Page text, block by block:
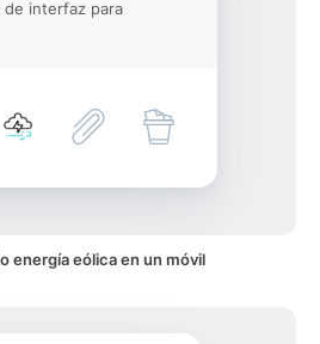
interfaz para
energía eólica en un móvil